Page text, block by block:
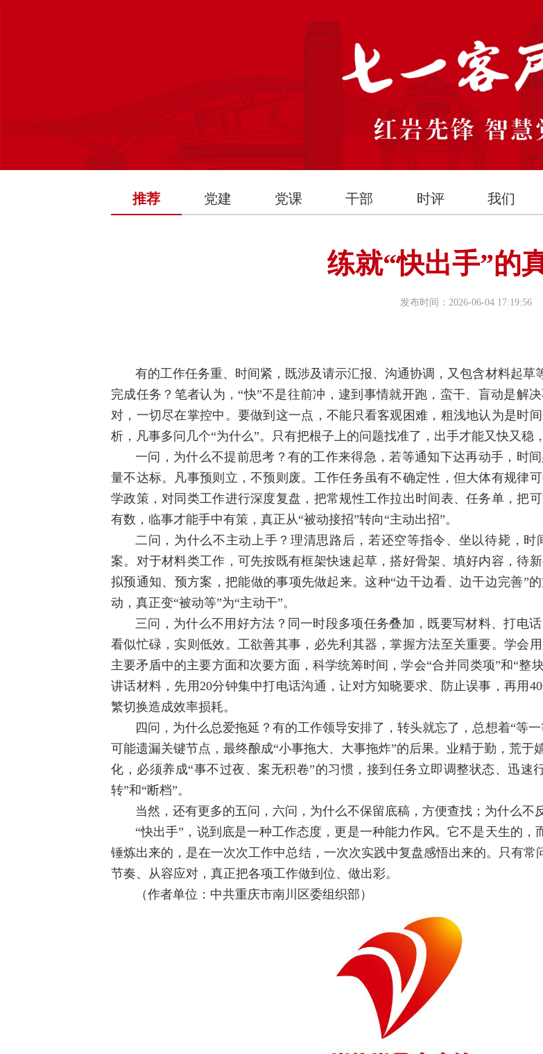
推荐 党建 党课 干部 时评 我们
练就“快出手”的
发布时间：2026-06-04 17:19:56
有的工作任务重、时间紧，既涉及请示汇报、沟通协调，又包含材料起草
完成任务？笔者认为，“快”不是往前冲，逮到事情就开跑，蛮干、盲动是解
对，一切尽在掌控中。要做到这一点，不能只看客观困难，粗浅地认为是时
析，凡事多问几个“为什么”。只有把根子上的问题找准了，出手才能又快又稳
一问，为什么不提前思考？有的工作来得急，若等通知下达再动手，时
量不达标。凡事预则立，不预则废。工作任务虽有不确定性，但大体有规律
学政策，对同类工作进行深度复盘，把常规性工作拉出时间表、任务单，把
有数，临事才能手中有策，真正从“被动接招”转向“主动出招”。
二问，为什么不主动上手？理清思路后，若还空等指令、坐以待毙，
案。对于材料类工作，可先按既有框架快速起草，搭好骨架、填好内容，待
拟预通知、预方案，把能做的事项先做起来。这种“边干边看、边干边完善”
动，真正变“被动等”为“主动干”。
三问，为什么不用好方法？同一时段多项任务叠加，既要写材料、打电
看似忙碌，实则低效。工欲善其事，必先利其器，掌握方法至关重要。学会
主要矛盾中的主要方面和次要方面，科学统筹时间，学会“合并同类项”和“整
讲话材料，先用20分钟集中打电话沟通，让对方知晓要求、防止误事，再用
繁切换造成效率损耗。
四问，为什么总爱拖延？有的工作领导安排了，转头就忘了，总想着“等
可能遗漏关键节点，最终酿成“小事拖大、大事拖炸”的后果。业精于勤，荒
化，必须养成“事不过夜、案无积卷”的习惯，接到任务立即调整状态、迅速
转”和“断档”。
当然，还有更多的五问，六问，为什么不保留底稿，方便查找；为什么
“快出手” ，说到底是一种工作态度，更是一种能力作风。它不是天生的
锤炼出来的，是在一次次工作中总结，一次次实践中复盘感悟出来的。只有常
节奏、从容应对，真正把各项工作做到位、做出彩。
（作者单位：中共重庆市南川区委组织部）